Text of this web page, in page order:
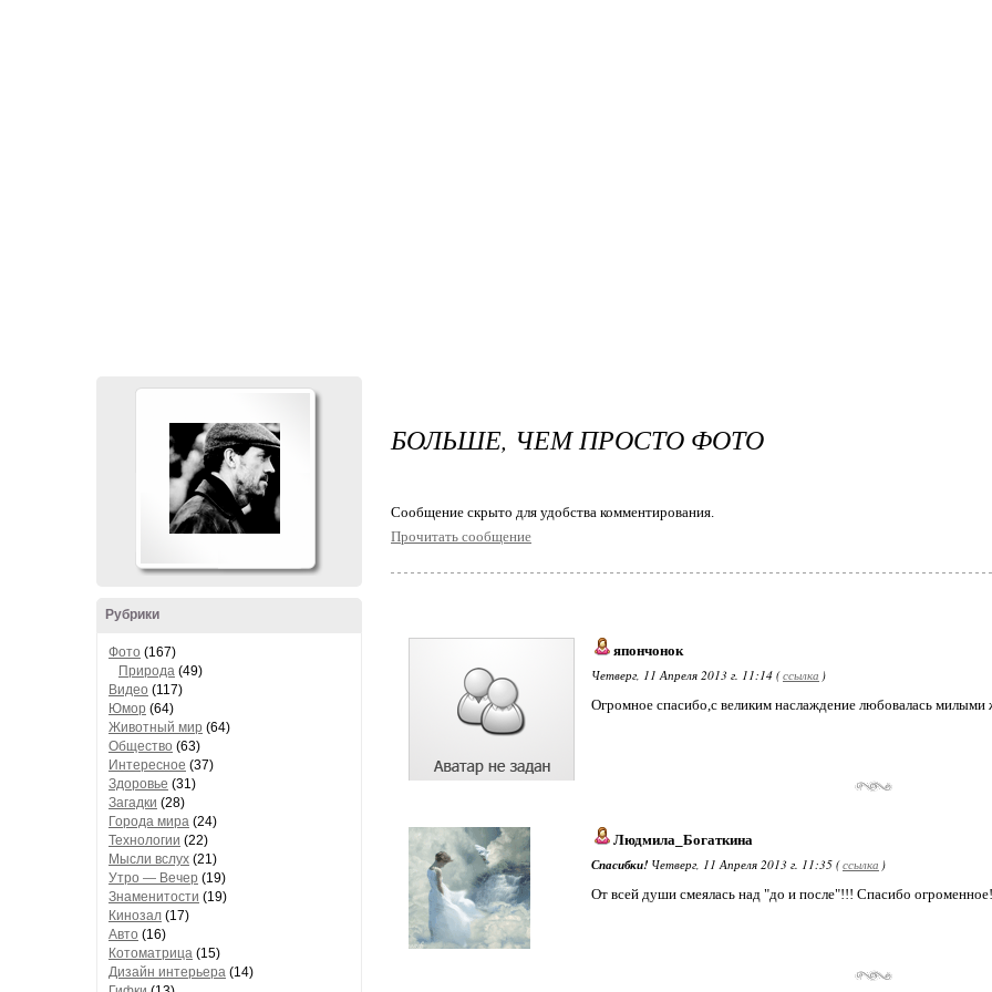
Рубрики
Фото (167)
Природа (49)
Видео (117)
Юмор (64)
Животный мир (64)
Общество (63)
Интересное (37)
Здоровье (31)
Загадки (28)
Города мира (24)
Технологии (22)
Мысли вслух (21)
Утро — Вечер (19)
Знаменитости (19)
Кинозал (17)
Авто (16)
Котоматрица (15)
Дизайн интерьера (14)
БОЛЬШЕ, ЧЕМ ПРОСТО ФОТО
Cообщение скрыто для удобства комментирования.
Прочитать сообщение
япончонок
Четверг, 11 Апреля 2013 г. 11:14 (ссылка )
Огромное спасибо,с великим наслаждение любовалась
Людмила_Богаткина
Спасибки! Четверг, 11 Апреля 2013 г. 11:35 (ссылка )
От всей души смеялась над "до и после"!!! Спасибо огроменное!